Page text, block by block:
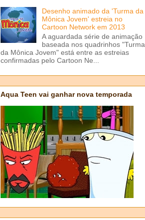
Desenho animado da 'Turma da
Mônica Jovem' estreia no
Cartoon Network em 2013
A aguardada série de animação
baseada nos quadrinhos "Turma
da Mônica Jovem" está entre as estreias
confirmadas pelo Cartoon Ne...
Aqua Teen vai ganhar nova temporada